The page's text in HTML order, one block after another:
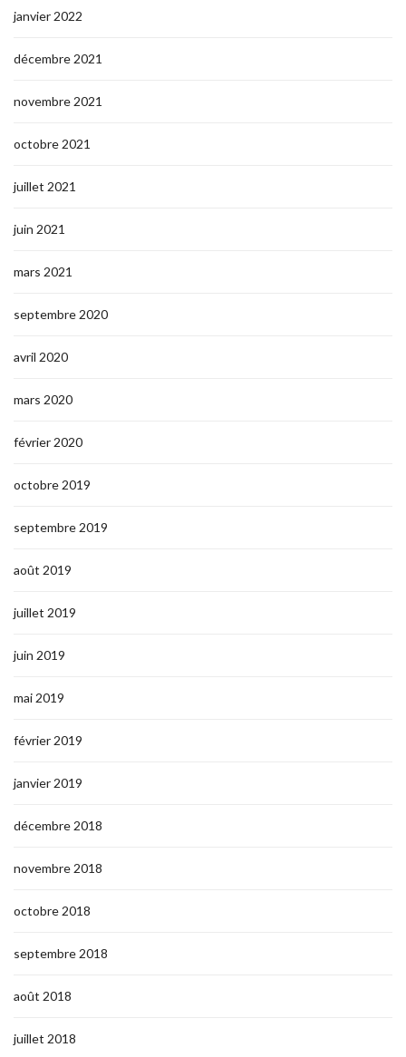
janvier 2022
décembre 2021
novembre 2021
octobre 2021
juillet 2021
juin 2021
mars 2021
septembre 2020
avril 2020
mars 2020
février 2020
octobre 2019
septembre 2019
août 2019
juillet 2019
juin 2019
mai 2019
février 2019
janvier 2019
décembre 2018
novembre 2018
octobre 2018
septembre 2018
août 2018
juillet 2018